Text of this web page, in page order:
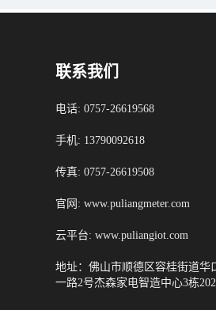
联系我们
电话: 0757-26619568
手机: 13790092618
传真: 0757-26619508
官网: www.puliangmeter.com
云平台: www.puliangiot.com
地址：佛山市顺德区容桂街道华
一路2号杰森家电智造中心3栋